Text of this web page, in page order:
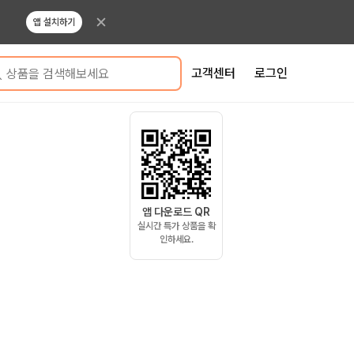
앱 설치하기
상품을 검색해보세요 고객센터 로그인
앱 다운로드 QR
실시간 특가 상품을 확
인하세요.